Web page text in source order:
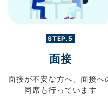
STEP.5
面接
面接が不安な方へ、 面接へ
同席も行っています